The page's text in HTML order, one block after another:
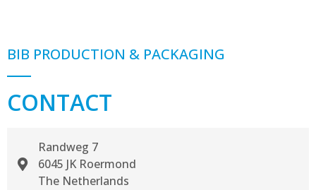
BIB PRODUCTION & PACKAGING
CONTACT
Randweg 7
6045 JK Roermond
The Netherlands